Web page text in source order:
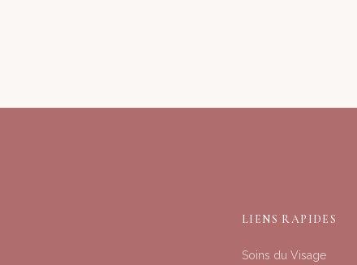
LIENS RAPIDES
Soins du Visage